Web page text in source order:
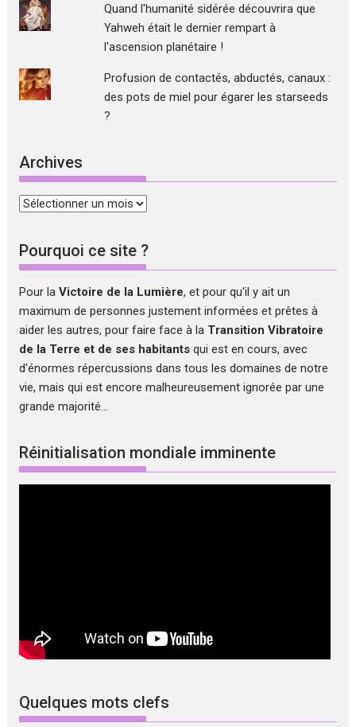
Quand l'humanité sidérée découvrira que
Yahweh était le dernier rempart à
l'ascension planétaire !
Profusion de contactés, abductés, canaux :
des pots de miel pour égarer les starseeds
?
Archives
Archives
Pourquoi ce site ?
Pour laVictoire de la Lumière, et pour qu'il y ait un
maximum de personnes justement informées et prêtes à
aider les autres, pour faire face à la Transition Vibratoire
de la Terre et de ses habitants qui est en cours, avec
d'énormes répercussions dans tous les domaines de notre
vie, mais qui est encore malheureusement ignorée par une
grande majorité...
Réinitialisation mondiale imminente
Quelques mots clefs